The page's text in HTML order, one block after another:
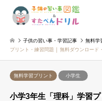
子供の習い事・学習記事 無料学
プリント・練習問題 | 無料ダウンロード
無料学習プリント 小学生
小学3年生「理科」学習